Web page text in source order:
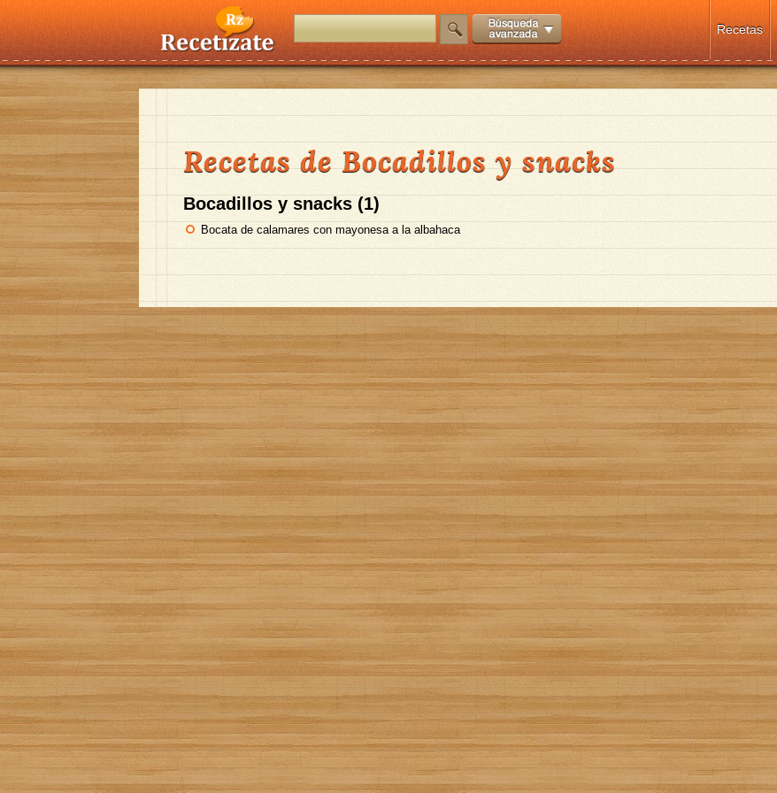
Recetas
Recetas de Bocadillos y snacks
Bocadillos y snacks (1)
Bocata de calamares con mayonesa a la albahaca